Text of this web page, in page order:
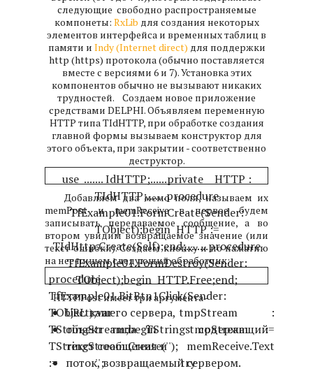
следующие свободно распространяемые
компонеты: RxLib для создания некоторых
элементов интерфейса и временных таблиц в
памяти и Indy (Internet direct) для поддержки
http (https) протокола (обычно поставляется
вместе с версиями 6 и 7). Установка этих
компонентов обычно не вызывают никаких
трудностей. Создаем новое приложение
средствами DELPHI. Объявляем переменную
HTTP типа TIdHTTP, при обработке создания
главной формы вызываем конструктор для
этого объекта, при закрытии - соответственно
деструктор.
use ....... IdHTTP;......privateHTTP :
TIdHTTP;.......procedure
TfExample01.FormCreate(Sender:
TObject);beginHTTP :=
TIdHttp.Create(Self);end;........procedure
TfExample01.FormDestroy(Sender:
TObject);begin HTTP.Free;end;
Добавляем два мемо поля, называем их
memPost и memReceive в первое будем
записывать передаваемое сообщение, а во
втором увидим возвращаемое значение (или
текст ошибки). Создаем кнопку и по нажатию
на нее пишем следующий обработчик:
procedure
TfExample01.BitBtn1Click(Sender:
TObject);vartmpStream :
TStringStream;begintmpStream :=
TStringStream.Create(''); memReceive.Text
:= '';try
HTTP.Post имеет три аргумента -
URL вашего сервера,
объект типа TStrings содержащий
текст сообщения и
поток, возвращаемый сервером.